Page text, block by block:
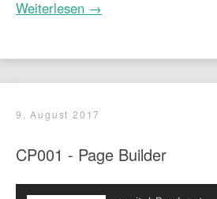
Weiterlesen →
9. August 2017
CP001 - Page Builder